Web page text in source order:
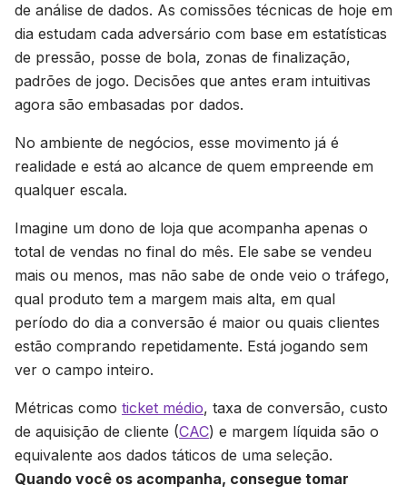
de análise de dados. As comissões técnicas de hoje em
dia estudam cada adversário com base em estatísticas
de pressão, posse de bola, zonas de finalização,
padrões de jogo. Decisões que antes eram intuitivas
agora são embasadas por dados.
No ambiente de negócios, esse movimento já é
realidade e está ao alcance de quem empreende em
qualquer escala.
Imagine um dono de loja que acompanha apenas o
total de vendas no final do mês. Ele sabe se vendeu
mais ou menos, mas não sabe de onde veio o tráfego,
qual produto tem a margem mais alta, em qual
período do dia a conversão é maior ou quais clientes
estão comprando repetidamente. Está jogando sem
ver o campo inteiro.
Métricas como ticket médio, taxa de conversão, custo
de aquisição de cliente (CAC) e margem líquida são o
equivalente aos dados táticos de uma seleção.
Quando você os acompanha, consegue tomar